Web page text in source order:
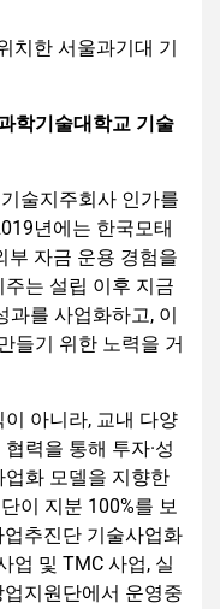
치한 서울과기대 기
학기술대학교 기술
술지주회사 인가를
년에는 한국모태
부 자금 운용 경험을
는 설립 이후 지금
과를 사업화하고, 이
들기 위한 노력을 거
아니라, 교내 다양
력을 통해 투자·성
업화 모델을 지향한
이 지분 100%를 보
추진단 기술사업화
업 및 TMC 사업, 실
지원단에서 운영중